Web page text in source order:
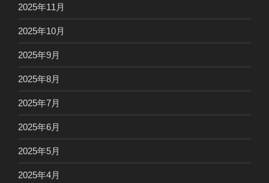
2025年11月
2025年10月
2025年9月
2025年8月
2025年7月
2025年6月
2025年5月
2025年4月